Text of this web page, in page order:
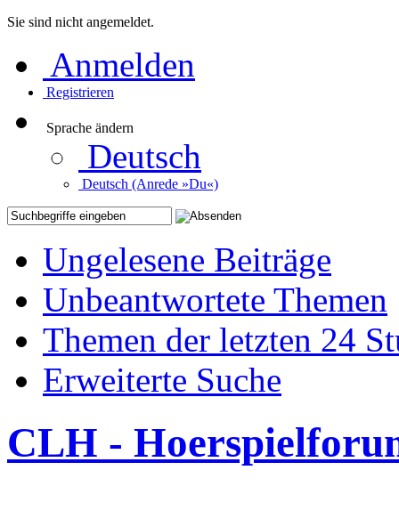
Sie sind nicht angemeldet.
Anmelden
Registrieren
Sprache ändern
Deutsch
Deutsch (Anrede »Du«)
Ungelesene Beiträge
Unbeantwortete Themen
Themen der letzten 24
Erweiterte Suche
CLH -